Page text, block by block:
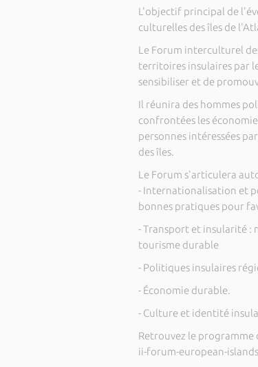
L'objectif principal de
culturelles des îles de
Le Forum interculturel
territoires insulaires par
sensibiliser et de
Il réunira des hommes
confrontées les
personnes intéressées
des îles.
Le Forum s'articulera
- Internationalisation et
bonnes pratiques pour
- Transport et insularité :
tourisme durable
- Politiques insulaires
- Économie durable.
- Culture et identité
Retrouvez le
ii-forum-european-